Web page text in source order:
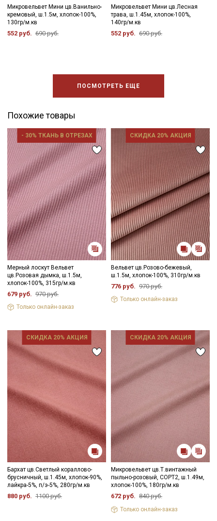
Микровельвет Мини цв.Ванильно-
кремовый, ш.1.5м, хлопок-100%,
130гр/м.кв
552 руб. 690 руб.
Микровельвет Мини цв.Лесная
трава, ш.1.45м, хлопок-100%,
140гр/м.кв
552 руб. 690 руб.
ПОСМОТРЕТЬ ЕЩЕ
Похожие товары
- 30% ТКАНЬ В ОТРЕЗАХ
Мерный лоскут Вельвет
цв.Розовая дымка, ш.1.5м,
хлопок-100%, 315гр/м.кв
679 руб. 970 руб.
Только онлайн-заказ
СКИДКА 20% АКЦИЯ
Вельвет цв.Розово-бежевый,
ш.1.5м, хлопок-100%, 310гр/м.кв
776 руб. 970 руб.
Только онлайн-заказ
СКИДКА 20% АКЦИЯ
Бархат цв.Светлый кораллово-
брусничный, ш.1.45м, хлопок-90%,
лайкра-5%, п/э-5%, 280гр/м.кв
880 руб. 1100 руб.
СКИДКА 20% АКЦИЯ
Микровельвет цв.Т.винтажный
пыльно-розовый, СОРТ2, ш.1.49м,
хлопок-100%, 180гр/м.кв
672 руб. 840 руб.
Только онлайн-заказ